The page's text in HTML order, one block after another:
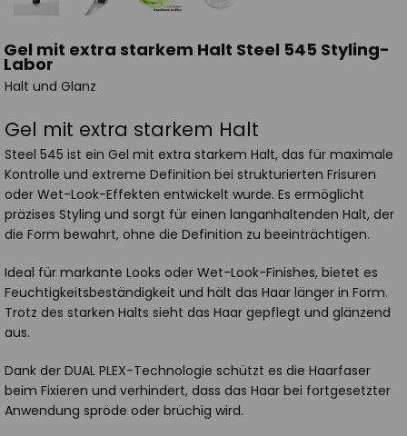
Gel mit extra starkem Halt Steel 545 Styling-
Labor
Halt und Glanz
Gel mit extra starkem Halt
Steel 545 ist ein Gel mit extra starkem Halt, das für maximale
Kontrolle und extreme Definition bei strukturierten Frisuren
oder Wet-Look-Effekten entwickelt wurde. Es ermöglicht
präzises Styling und sorgt für einen langanhaltenden Halt, der
die Form bewahrt, ohne die Definition zu beeinträchtigen.
Ideal für markante Looks oder Wet-Look-Finishes, bietet es
Feuchtigkeitsbeständigkeit und hält das Haar länger in Form.
Trotz des starken Halts sieht das Haar gepflegt und glänzend
aus.
Dank der DUAL PLEX-Technologie schützt es die Haarfaser
beim Fixieren und verhindert, dass das Haar bei fortgesetzter
Anwendung spröde oder brüchig wird.